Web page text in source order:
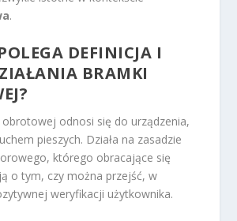
.
DEFINICJA I
BRAMKI
odnosi się do urządzenia,
pieszych. Działa na zasadzie
którego obracające się
o tym, czy można przejść, w
weryfikacji użytkownika.